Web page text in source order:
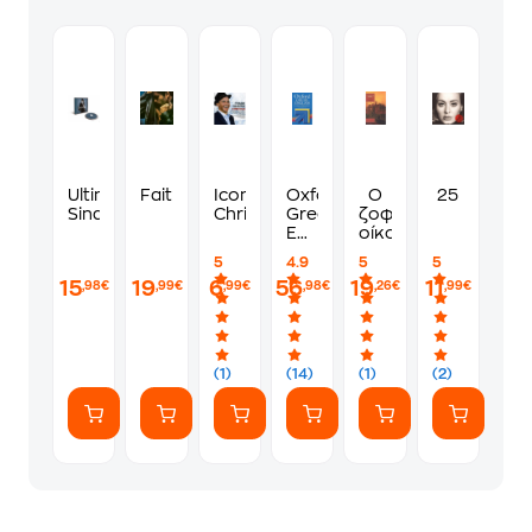
Ultimate
Sinatra
15,98€
Faith
19,99€
Icon
Christmas
5
(1)
6,99€
Oxford
Greek-
English
Dictionary
4.9
(14)
56,98€
Ο
ζοφερός
οίκος
5
(1)
19,26€
25
5
(2)
11,99€